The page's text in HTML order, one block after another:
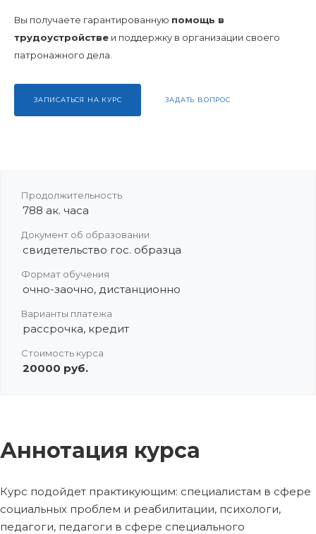
Вы получаете гарантированную помощь в
трудоустройстве и поддержку в организации своего
патронажного дела.
ЗАПИСАТЬСЯ НА КУРС ЗАДАТЬ ВОПРОС
Продолжительность
788 ак. часа
Документ об образовании
свидетельство гос. образца
Формат обучения
очно-заочно, дистанционно
Варианты платежа
рассрочка, кредит
Стоимость курса
20000 руб.
Аннотация курса
Курс подойдет практикующим: специалистам в сфере
социальных проблем и реабилитации, психологи,
педагоги, педагоги в сфере специального